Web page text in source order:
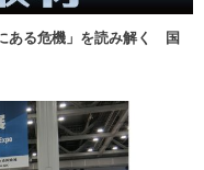
ある危機」を読み解く 国